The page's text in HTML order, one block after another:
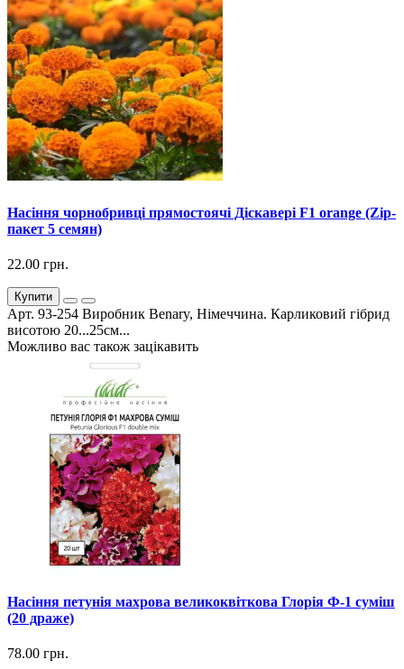
Насіння чорнобривці прямостоячі Діскавері F1 orange (Zip-
пакет 5 семян)
22.00 грн.
Купити
Арт. 93-254 Виробник Benary, Німеччина. Карликовий гібрид
висотою 20...25см...
Можливо вас також зацікавить
Насіння петунія махрова великоквіткова Глорія Ф-1 суміш
(20 драже)
78.00 грн.